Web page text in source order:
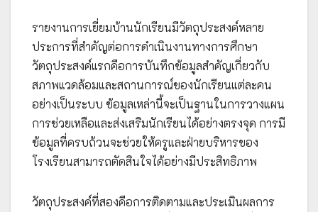
รายงานการเยี่ยมบ้านนักเรียนมีวัตถุประสงค์หลาย
ประการที่สำคัญต่อการดำเนินงานทางการศึกษา
วัตถุประสงค์แรกคือการบันทึกข้อมูลสำคัญเกี่ยวกับ
สภาพแวดล้อมและสถานการณ์ของนักเรียนแต่ละคน
อย่างเป็นระบบ ข้อมูลเหล่านี้จะเป็นฐานในการวางแผน
การช่วยเหลือและส่งเสริมนักเรียนได้อย่างตรงจุด การมี
ข้อมูลที่ครบถ้วนจะช่วยให้ครูและฝ่ายบริหารของ
โรงเรียนสามารถตัดสินใจได้อย่างมีประสิทธิภาพ
วัตถุประสงค์ที่สองคือการติดตามและประเมินผลการ